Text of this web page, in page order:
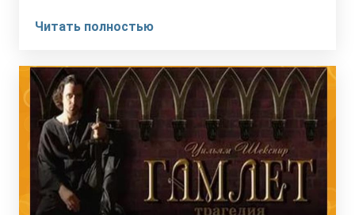
Читать полностью